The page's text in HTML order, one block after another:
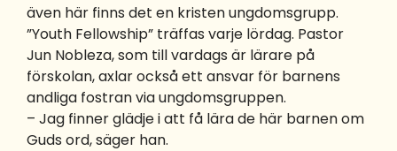
även här finns det en kristen ungdomsgrupp.
”Youth Fellowship” träffas varje lördag. Pastor
Jun Nobleza, som till vardags är lärare på
förskolan, axlar också ett ansvar för barnens
andliga fostran via ungdomsgruppen.
– Jag finner glädje i att få lära de här barnen om
Guds ord, säger han.